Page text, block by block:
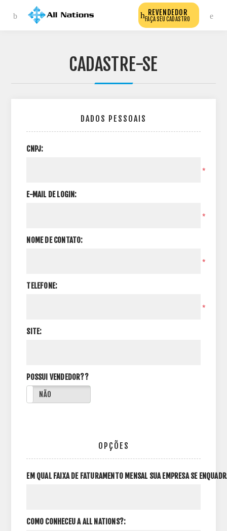
REVENDEDOR
FAÇA SEU CADASTRO
CADASTRE-SE
DADOS PESSOAIS
CNPJ:
*
E-MAIL DE LOGIN:
*
NOME DE CONTATO:
*
TELEFONE:
*
SITE:
POSSUI VENDEDOR??
NÃO
OPÇÕES
EM QUAL FAIXA DE FATURAMENTO MENSAL SUA EMPRESA SE
COMO CONHECEU A ALL NATIONS?: